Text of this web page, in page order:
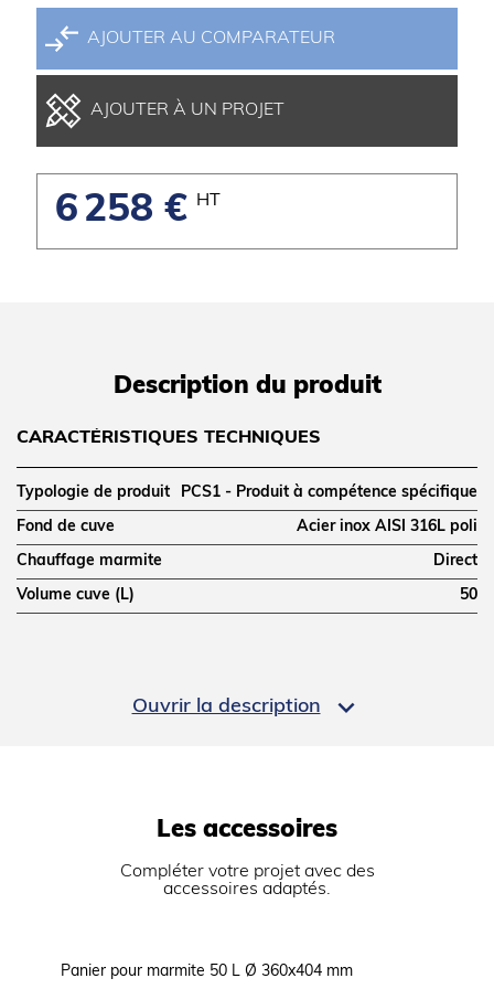
AJOUTER AU COMPARATEUR
AJOUTER À UN PROJET
6 258 € HT
Ouvrir la description 
Description du produit
CARACTÉRISTIQUES TECHNIQUES
Typologie de produit PCS1 - Produit à compétence spécifique
Fond de cuve Acier inox AISI 316L poli
Chauffage marmite Direct
Volume cuve (L) 50
Profondeur (mm)
Puissance gaz (kW)
Les accessoires
Compléter votre projet avec des
accessoires adaptés.
Panier pour marmite 50 L Ø 360x404 mm